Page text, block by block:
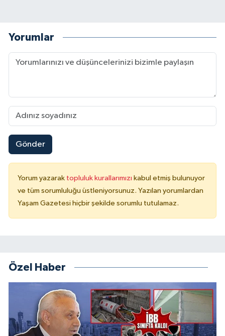
Yorumlar
Gönder
Yorum yazarak topluluk kurallarımızı kabul etmiş bulunuyor
ve tüm sorumluluğu üstleniyorsunuz. Yazılan yorumlardan
Yaşam Gazetesi hiçbir şekilde sorumlu tutulamaz.
Özel Haber